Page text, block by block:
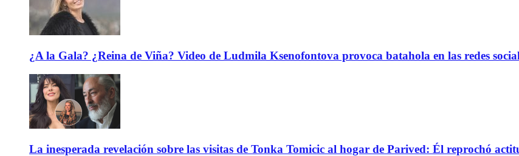
¿A la Gala? ¿Reina de Viña? Video de Ludmila Ksenofontova provoca batahola en las redes
La inesperada revelación sobre las visitas de Tonka Tomicic al hogar de Parived: Él reprochó